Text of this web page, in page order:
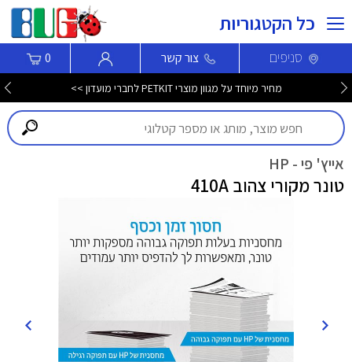
כל הקטגוריות
סניפים צור קשר 0
מחיר מיוחד על מגוון מוצרי PETKIT לחברי מועדון >>
אייץ' פי - HP
טונר מקורי צהוב 410A